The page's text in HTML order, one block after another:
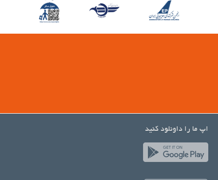
اپ ما را داونلود کنید